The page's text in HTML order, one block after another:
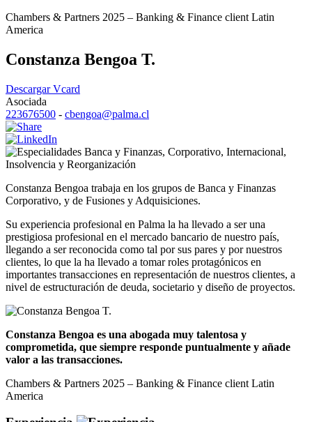
Chambers & Partners 2025 – Banking & Finance client Latin
America
Constanza Bengoa T.
Descargar Vcard
Asociada
223676500 - cbengoa@palma.cl
Banca y Finanzas, Corporativo, Internacional,
Insolvencia y Reorganización
Constanza Bengoa trabaja en los grupos de Banca y Finanzas
Corporativo, y de Fusiones y Adquisiciones.
Su experiencia profesional en Palma la ha llevado a ser una
prestigiosa profesional en el mercado bancario de nuestro país,
llegando a ser reconocida como tal por sus pares y por nuestros
clientes, lo que la ha llevado a tomar roles protagónicos en
importantes transacciones en representación de nuestros clientes, a
nivel de estructuración de deuda, societario y diseño de proyectos.
Constanza Bengoa es una abogada muy talentosa y
comprometida, que siempre responde puntualmente y añade
valor a las transacciones.
Chambers & Partners 2025 – Banking & Finance client Latin
America